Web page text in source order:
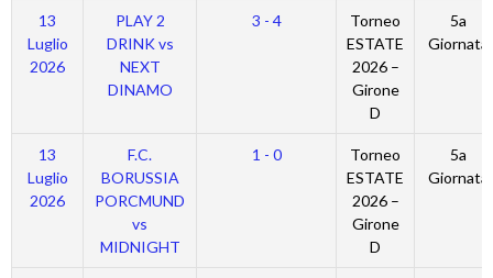
13
Luglio
2026
PLAY 2
DRINK vs
NEXT
DINAMO
3 - 4
Torneo
ESTATE
2026 –
Girone
D
5a
Giornata
13
Luglio
2026
F.C.
BORUSSIA
PORCMUND
vs
MIDNIGHT
1 - 0
Torneo
ESTATE
2026 –
Girone
D
5a
Giornata